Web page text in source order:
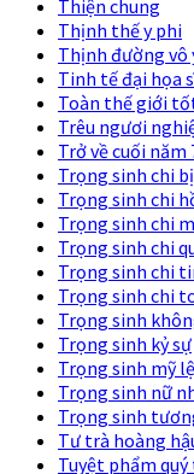
Thiện chung
Thịnh thế y phi
Thịnh đường vô
Tinh tế đại họa
Toàn thế giới
Trêu ngươi
Trở về cuối năm
Trọng sinh chi
Trọng sinh chi
Trọng sinh chi
Trọng sinh chi
Trọng sinh chi
Trọng sinh chi
Trọng sinh
Trọng sinh kỷ sự
Trọng sinh mỹ
Trọng sinh nữ
Trọng sinh
Tư trà hoàng
Tuyệt phẩm quý